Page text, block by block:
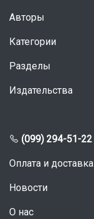
Авторы
Категории
Разделы
Издательства
(099) 294-51-22
Оплата и доставка
Новости
О нас